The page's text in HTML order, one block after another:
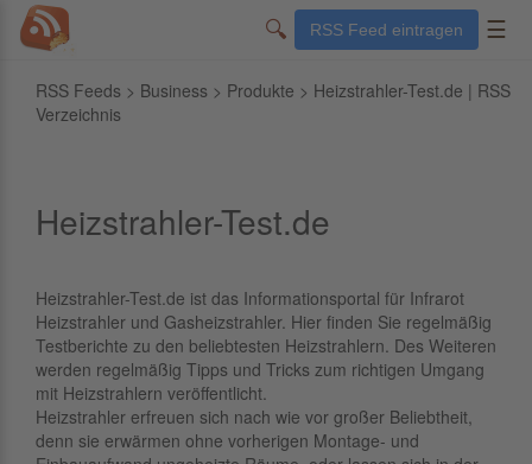
🔍 RSS Feed eintragen ☰
RSS Feeds > Business > Produkte > Heizstrahler-Test.de | RSS
Verzeichnis
Heizstrahler-Test.de
Heizstrahler-Test.de ist das Informationsportal für Infrarot
Heizstrahler und Gasheizstrahler. Hier finden Sie regelmäßig
Testberichte zu den beliebtesten Heizstrahlern. Des Weiteren
werden regelmäßig Tipps und Tricks zum richtigen Umgang
mit Heizstrahlern veröffentlicht.
Heizstrahler erfreuen sich nach wie vor großer Beliebtheit,
denn sie erwärmen ohne vorherigen Montage- und